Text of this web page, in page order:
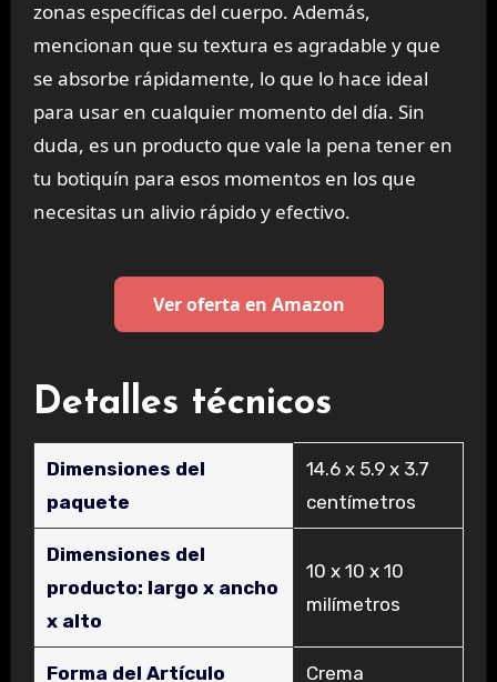
zonas específicas del cuerpo. Además,
mencionan que su textura es agradable y que
se absorbe rápidamente, lo que lo hace ideal
para usar en cualquier momento del día. Sin
duda, es un producto que vale la pena tener en
tu botiquín para esos momentos en los que
necesitas un alivio rápido y efectivo.
Ver oferta en Amazon
Detalles técnicos
Dimensiones del
paquete
‎14.6 x 5.9 x 3.7
centímetros
Dimensiones del
producto: largo x ancho
x alto
‎10 x 10 x 10
milímetros
Forma del Artículo ‎Crema